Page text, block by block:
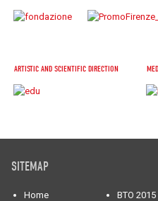
ARTISTIC AND SCIENTIFIC DIRECTION
SITEMAP
Home BTO 2015